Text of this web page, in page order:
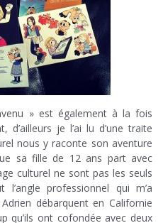
» est également à la fois
d’ailleurs je l’ai lu d’une traite
nous y raconte son aventure
sa fille de 12 ans part avec
culturel ne sont pas les seuls
l’angle professionnel qui m’a
débarquent en Californie
qu’ils ont cofondée avec deux